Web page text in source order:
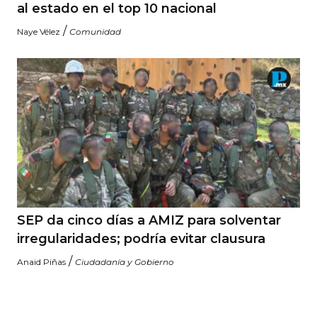
al estado en el top 10 nacional
Naye Vélez / Comunidad
SEP da cinco días a AMIZ para solventar
irregularidades; podría evitar clausura
Anaid Piñas / Ciudadanía y Gobierno